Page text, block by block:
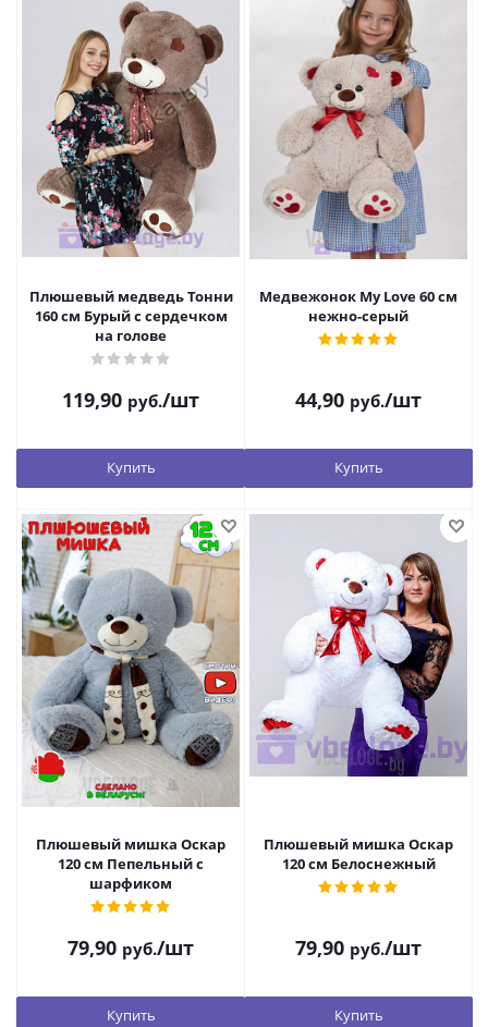
Плюшевый медведь Тонни
160 см Бурый с сердечком
на голове
119,90 руб./шт
Купить
Медвежонок My Love 60 см
нежно-серый
44,90 руб./шт
Купить
Плюшевый мишка Оскар
120 см Пепельный с
шарфиком
79,90 руб./шт
Купить
Плюшевый мишка Оскар
120 см Белоснежный
79,90 руб./шт
Купить